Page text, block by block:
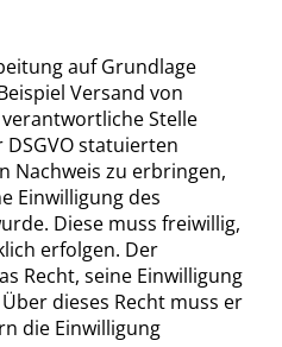
auf Grundlage
Versand von
Stelle
statuierten
Nachweis zu erbringen,
Einwilligung des
Diese muss freiwillig,
erfolgen. Der
Recht, seine Einwilligung
dieses Recht muss er
die Einwilligung